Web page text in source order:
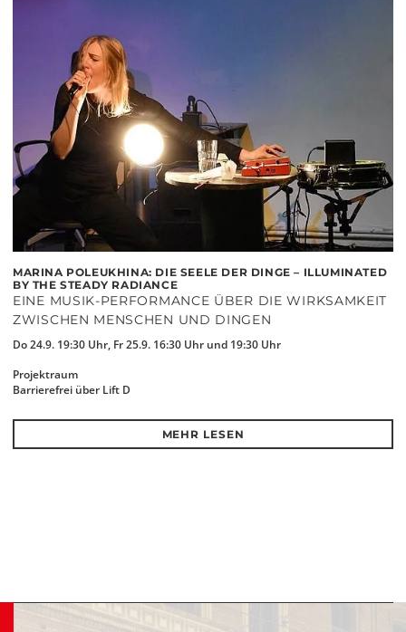
MARINA POLEUKHINA: DIE SEELE DER DINGE – ILLUMINATED
BY THE STEADY RADIANCE
EINE MUSIK-PERFORMANCE ÜBER DIE WIRKSAMKEIT
ZWISCHEN MENSCHEN UND DINGEN
Do 24.9. 19:30 Uhr, Fr 25.9. 16:30 Uhr und 19:30 Uhr
Projektraum
Barrierefrei über Lift D
MEHR LESEN